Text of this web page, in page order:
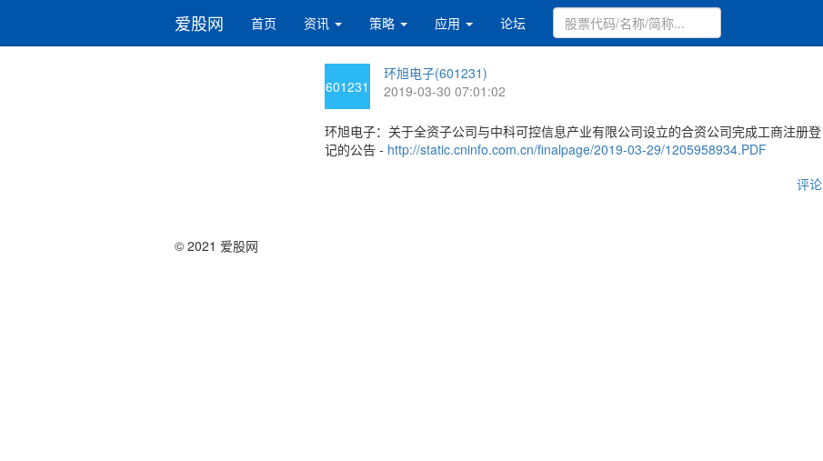
爱股网 首页 资讯 策略 应用 论坛
601231
环旭电子(601231)
2019-03-30 07:01:02
环旭电子：关于全资子公司与中科可控信息产业有限公司设立的合资公司完成工商注册登
记的公告 - http://static.cninfo.com.cn/finalpage/2019-03-29/1205958934.PDF
评论
© 2021 爱股网